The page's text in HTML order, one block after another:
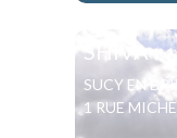
SHIVA
SUCY EN BRIE
1 RUE